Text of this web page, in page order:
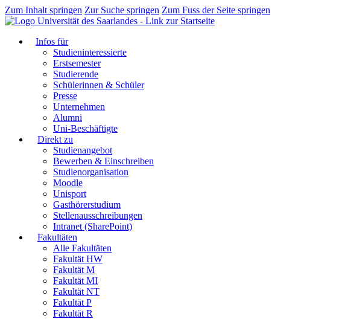
Zum Inhalt springen Zur Suche springen Zum Fuss der Seite springen
Infos für
Studieninteressierte
Erstsemester
Studierende
Schülerinnen & Schüler
Presse
Unternehmen
Alumni
Uni-Beschäftigte
Direkt zu
Studienangebot
Bewerben & Einschreiben
Studienorganisation
Moodle
Unisport
Gasthörerstudium
Stellenausschreibungen
Intranet (SharePoint)
Fakultäten
Alle Fakultäten
Fakultät HW
Fakultät M
Fakultät MI
Fakultät NT
Fakultät P
Fakultät R